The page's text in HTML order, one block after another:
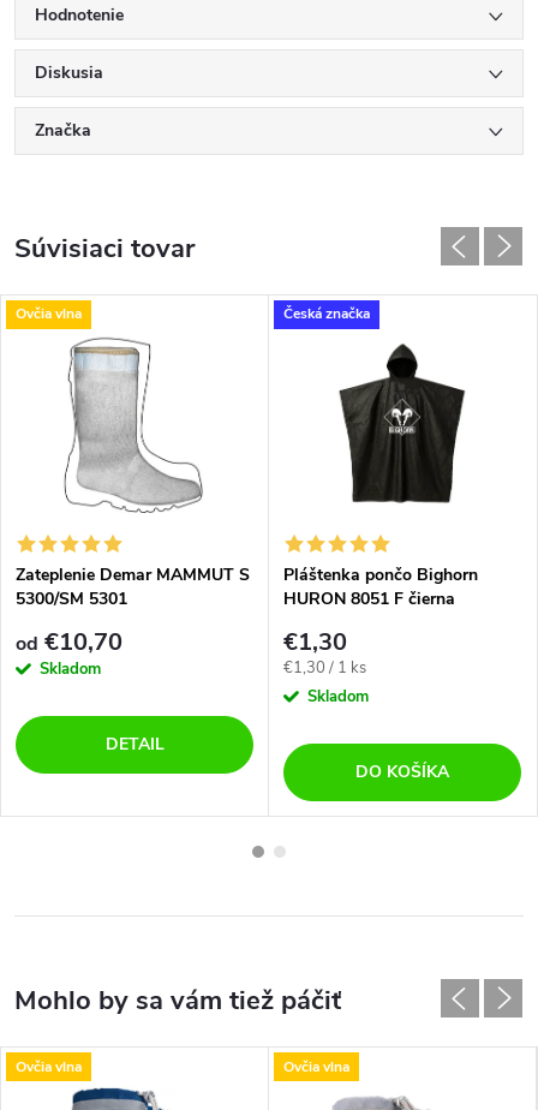
Hodnotenie
Diskusia
Značka
Súvisiaci tovar
Ovčia vlna
Zateplenie Demar MAMMUT S
5300/SM 5301
od €10,70
Skladom
DETAIL
Česká značka
Pláštenka pončo Bighorn
HURON 8051 F čierna
€1,30
Jednotková
cena:
€1,30 / 1 ks
Skladom
DO KOŠÍKA
Ovčia vlna Ovčia vlna